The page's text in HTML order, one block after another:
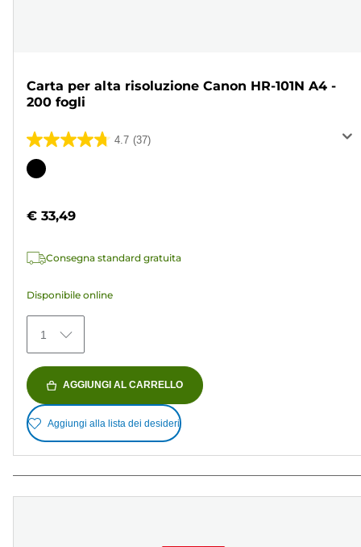
Carta per alta risoluzione Canon HR-101N A4 -
200 fogli
4.7 (37)
4.7
su
37
Cartuccia
€ 33,49
Consegna standard gratuita
Disponibile online
1
AGGIUNGI AL CARRELLO
Aggiungi alla lista dei desideri